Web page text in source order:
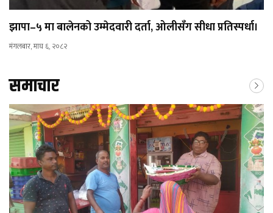
झापा–५ मा बालेनको उम्मेदवारी दर्ता, ओलीसँग सीधा प्रतिस्पर्धा।
मंगलबार, माघ ६, २०८२
समाचार